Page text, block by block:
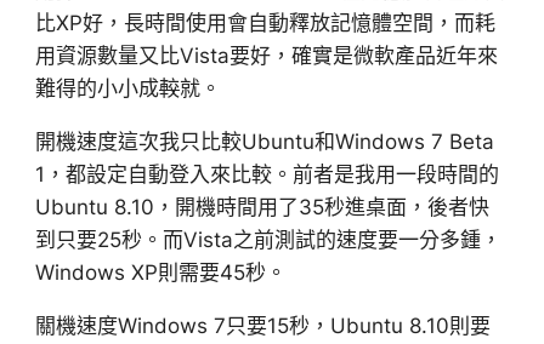
比XP好，長時間使用會自動釋放記憶體空間，而耗
用資源數量又比Vista要好，確實是微軟產品近年來
難得的小小成較就。
開機速度這次我只比較Ubuntu和Windows 7 Beta
1，都設定自動登入來比較。前者是我用一段時間的
Ubuntu 8.10，開機時間用了35秒進桌面，後者快
到只要25秒。而Vista之前測試的速度要一分多鍾，
Windows XP則需要45秒。
關機速度Windows 7只要15秒，Ubuntu 8.10則要